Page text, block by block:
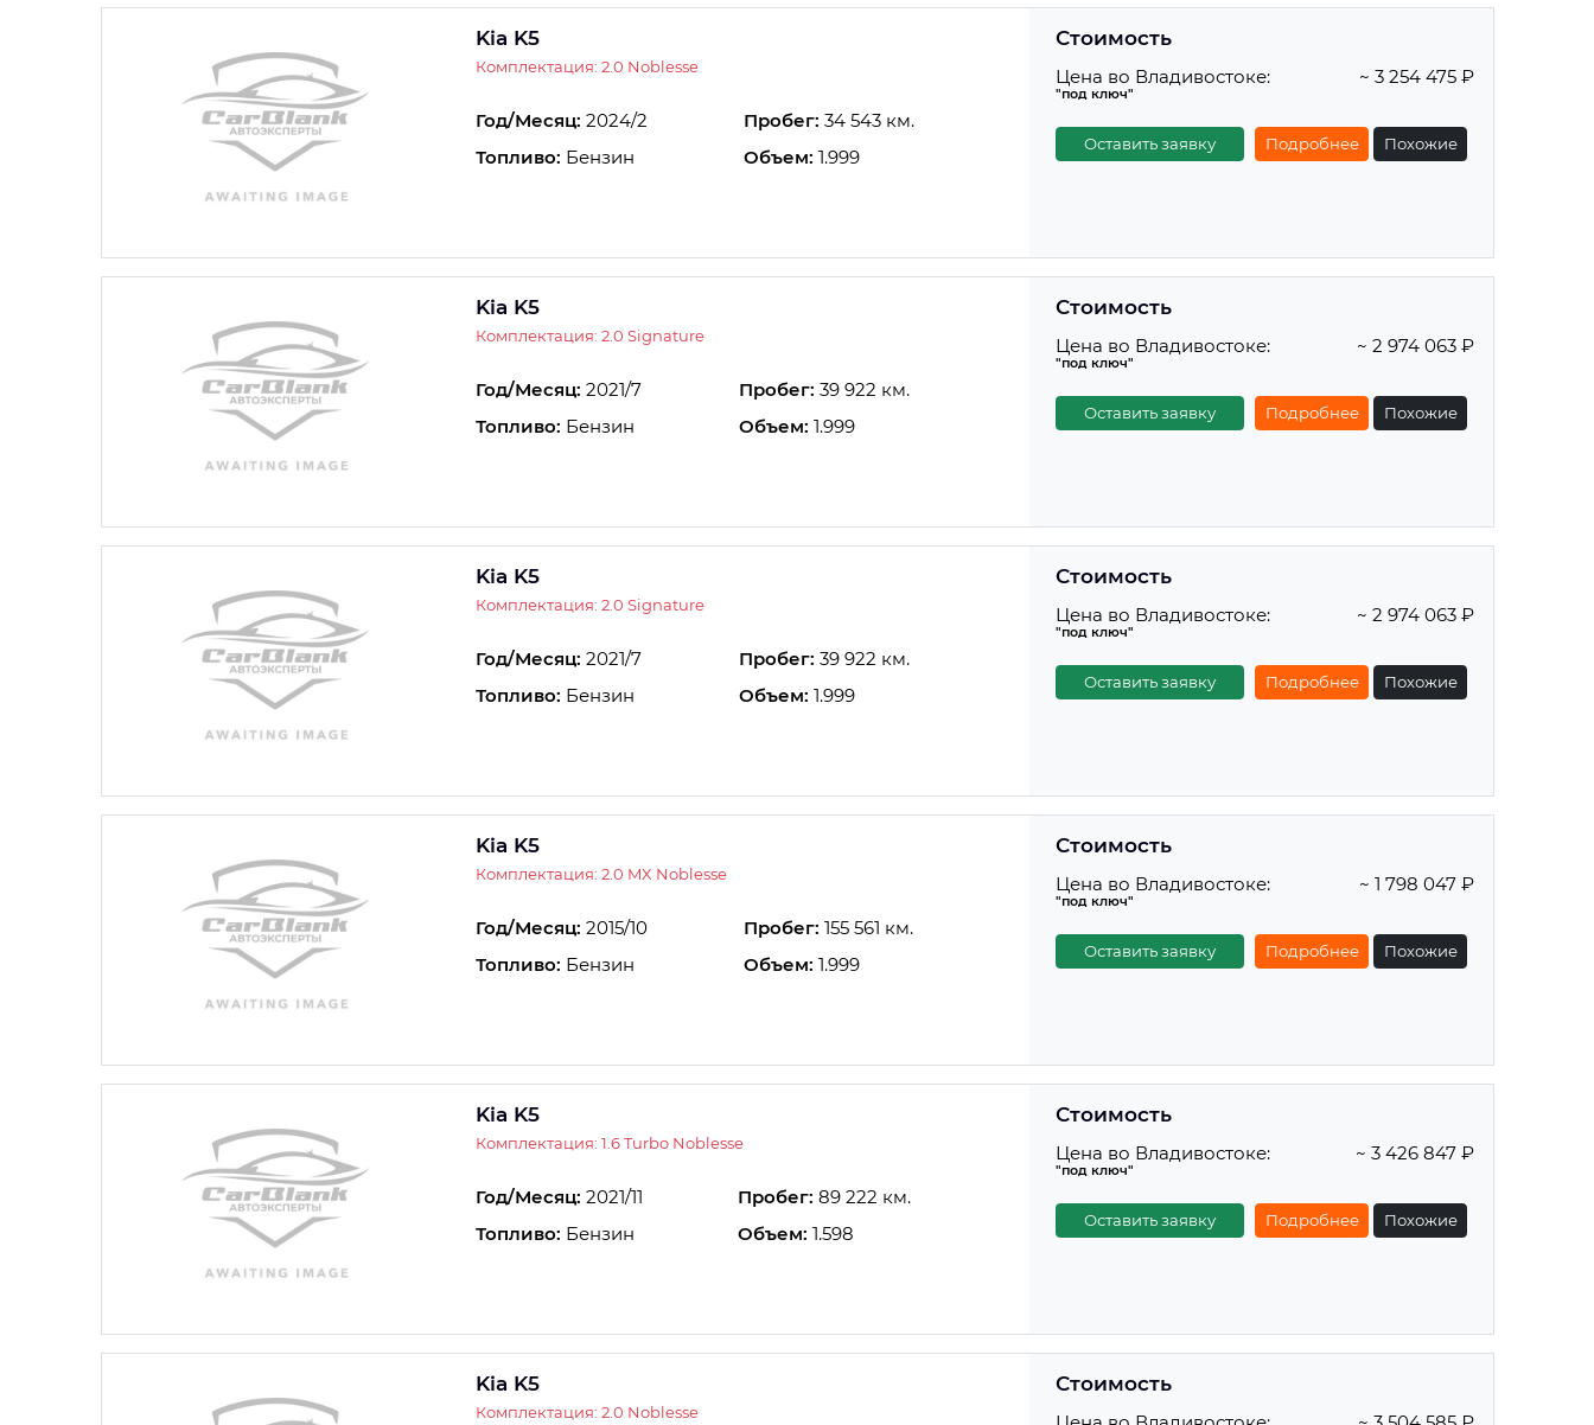
Kia K5
Комплектация: 2.0 Noblesse
Год/Месяц: 2024/2 Пробег: 34 543 км.
Топливо: Бензин Объем: 1.999
Стоимость
Цена во Владивостоке:
"под ключ"
~ 3 254 475 ₽
Оставить заявку Подробнее Похожие
Kia K5
Комплектация: 2.0 Signature
Год/Месяц: 2021/7 Пробег: 39 922 км.
Топливо: Бензин Объем: 1.999
Стоимость
Цена во Владивостоке:
"под ключ"
~ 2 974 063 ₽
Оставить заявку Подробнее Похожие
Kia K5
Комплектация: 2.0 Signature
Год/Месяц: 2021/7 Пробег: 39 922 км.
Топливо: Бензин Объем: 1.999
Стоимость
Цена во Владивостоке:
"под ключ"
~ 2 974 063 ₽
Оставить заявку Подробнее Похожие
Kia K5
Комплектация: 2.0 MX Noblesse
Год/Месяц: 2015/10 Пробег: 155 561 км.
Топливо: Бензин Объем: 1.999
Стоимость
Цена во Владивостоке:
"под ключ"
~ 1 798 047 ₽
Оставить заявку Подробнее Похожие
Kia K5
Комплектация: 1.6 Turbo Noblesse
Год/Месяц: 2021/11 Пробег: 89 222 км.
Топливо: Бензин Объем: 1.598
Стоимость
Цена во Владивостоке:
"под ключ"
~ 3 426 847 ₽
Оставить заявку Подробнее Похожие
Kia K5
Комплектация: 2.0 Noblesse
Стоимость